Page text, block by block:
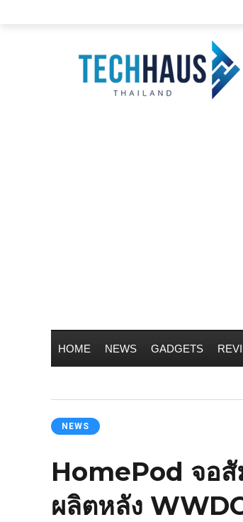
HOME NEWS GADGETS
NEWS
HomePod จอสั
ผลิตหลัง